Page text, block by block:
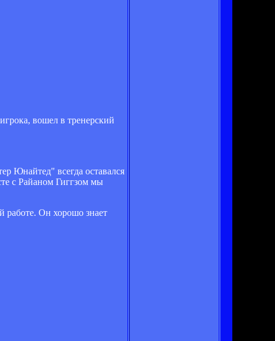
вошел в тренерский
Юнайтед" всегда оставался
с Райаном Гиггзом мы
работе. Он хорошо знает